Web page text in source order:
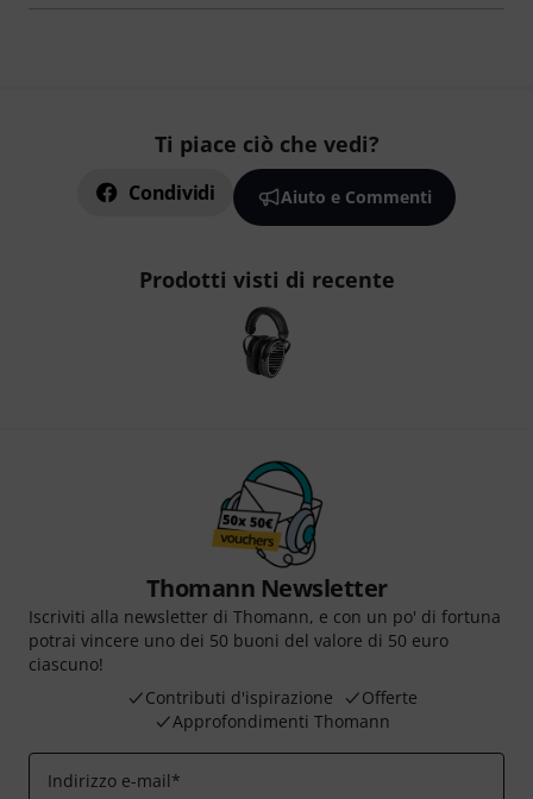
Ti piace ciò che vedi?
Condividi Aiuto e Commenti
Prodotti visti di recente
Thomann Newsletter
Iscriviti alla newsletter di Thomann, e con un po' di fortuna
potrai vincere uno dei 50 buoni del valore di 50 euro
ciascuno!
Contributi d'ispirazione
Offerte
Approfondimenti Thomann
Indirizzo e-mail*